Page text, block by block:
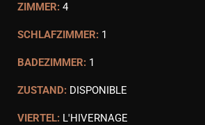
ZIMMER: 4
SCHLAFZIMMER: 1
BADEZIMMER: 1
ZUSTAND: DISPONIBLE
VIERTEL: L'HIVERNAGE